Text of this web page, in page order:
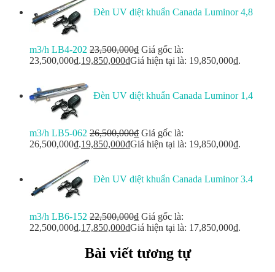
Đèn UV diệt khuẩn Canada Luminor 4,8
m3/h LB4-202 23,500,000₫ Giá gốc là:
23,500,000₫.19,850,000₫Giá hiện tại là: 19,850,000₫.
Đèn UV diệt khuẩn Canada Luminor 1,4
m3/h LB5-062 26,500,000₫ Giá gốc là:
26,500,000₫.19,850,000₫Giá hiện tại là: 19,850,000₫.
Đèn UV diệt khuẩn Canada Luminor 3.4
m3/h LB6-152 22,500,000₫ Giá gốc là:
22,500,000₫.17,850,000₫Giá hiện tại là: 17,850,000₫.
Bài viết tương tự